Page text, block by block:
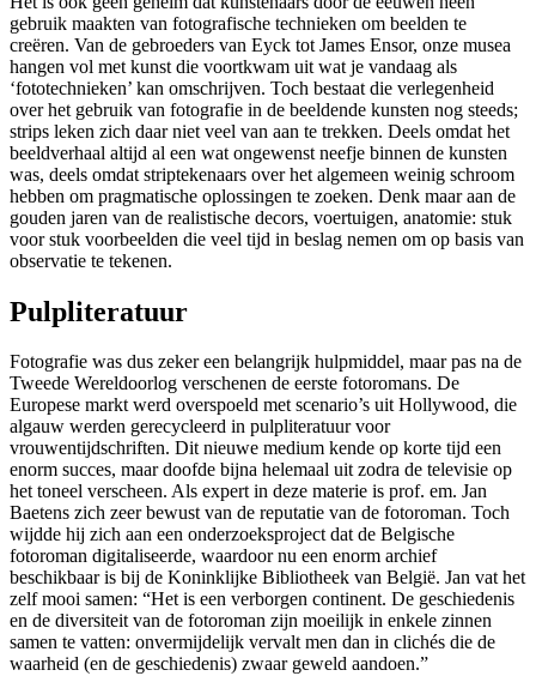
gebruik maakten van fotografische technieken om beelden te
creëren. Van de gebroeders van Eyck tot James Ensor, onze musea
hangen vol met kunst die voortkwam uit wat je vandaag als
‘fototechnieken’ kan omschrijven. Toch bestaat die verlegenheid
over het gebruik van fotografie in de beeldende kunsten nog steeds;
strips leken zich daar niet veel van aan te trekken. Deels omdat het
beeldverhaal altijd al een wat ongewenst neefje binnen de kunsten
was, deels omdat striptekenaars over het algemeen weinig schroom
hebben om pragmatische oplossingen te zoeken. Denk maar aan de
gouden jaren van de realistische decors, voertuigen, anatomie: stuk
voor stuk voorbeelden die veel tijd in beslag nemen om op basis van
observatie te tekenen.
Pulpliteratuur
Fotografie was dus zeker een belangrijk hulpmiddel, maar pas na de
Tweede Wereldoorlog verschenen de eerste fotoromans. De
Europese markt werd overspoeld met scenario’s uit Hollywood, die
algauw werden gerecycleerd in pulpliteratuur voor
vrouwentijdschriften. Dit nieuwe medium kende op korte tijd een
enorm succes, maar doofde bijna helemaal uit zodra de televisie op
het toneel verscheen. Als expert in deze materie is prof. em. Jan
Baetens zich zeer bewust van de reputatie van de fotoroman. Toch
wijdde hij zich aan een onderzoeksproject dat de Belgische
fotoroman digitaliseerde, waardoor nu een enorm archief
beschikbaar is bij de Koninklijke Bibliotheek van België. Jan vat het
zelf mooi samen: “Het is een verborgen continent. De geschiedenis
en de diversiteit van de fotoroman zijn moeilijk in enkele zinnen
samen te vatten: onvermijdelijk vervalt men dan in clichés die de
waarheid (en de geschiedenis) zwaar geweld aandoen.”